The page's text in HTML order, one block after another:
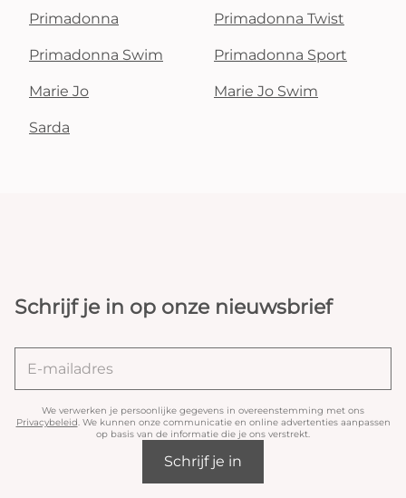
Primadonna Primadonna Twist
Primadonna Swim Primadonna Sport
Marie Jo Marie Jo Swim
Sarda
Schrijf je in op onze nieuwsbrief
We verwerken je persoonlijke gegevens in overeenstemming met ons
Privacybeleid. We kunnen onze communicatie en online advertenties aanpassen
op basis van de informatie die je ons verstrekt.
Schrijf je in